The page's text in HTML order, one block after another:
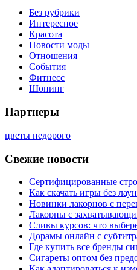
Без рубрики
Интересное
Красота
Новости моды
Отношения
События
Фитнесс
Шопинг
Партнеры
цветы недорого
Свежие новости
Сертифицированные
Как скачать игры без
Новинки лакорнов с
Лакорны с
Сливы курсов: что
Дорамы онлайн с
Где купить все бренды
Сигареты оптом без